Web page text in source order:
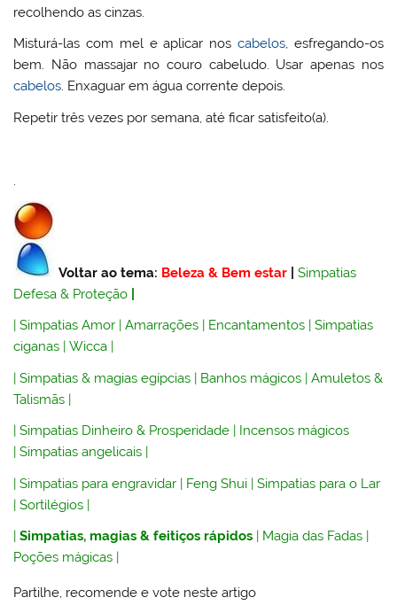
recolhendo as cinzas.
Misturá-las com mel e aplicar noscabelos, esfregando-os
bem. Não massajar no couro cabeludo. Usar apenas nos
cabelos. Enxaguar em água corrente depois.
Repetir três vezes por semana, até ficar satisfeito(a).
Voltar ao tema: Beleza & Bem estar |Simpatias
Defesa & Proteção
|Simpatias Amor |Amarrações Encantamentos |Simpatias
ciganas |Wicca
|Simpatias & magias egípcias | Banhos mágicos |Amuletos &
Talismãs |
|Simpatias Dinheiro & Prosperidade | Incensos mágicos
|Simpatias angelicais |
|Simpatias para engravidar | Feng Shui |Simpatias para o Lar
|Sortilégios |
|Simpatias, magias & feitiços rápidos | Magia das Fadas |
Poções mágicas |
Partilhe, recomende e vote neste artigo